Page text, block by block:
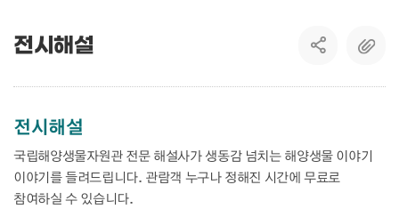
전시해설
전시해설
국립해양생물자원관 전문 해설사가 생동감 넘치는 해양생물 이야기
이야기를 들려드립니다. 관람객 누구나 정해진 시간에 무료로
참여하실 수 있습니다.